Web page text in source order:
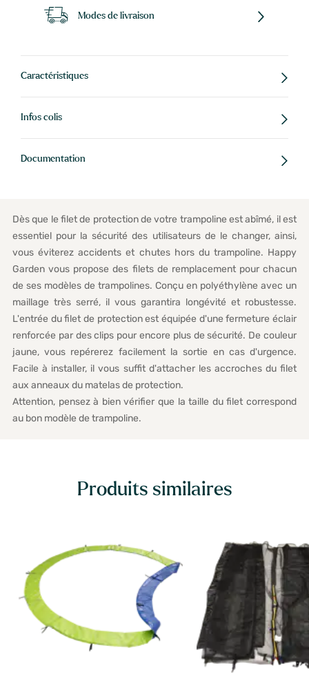
Modes de livraison
Caractéristiques
Infos colis
Documentation
Dès que le filet de protection de votre trampoline est abîmé, il est
essentiel pour la sécurité des utilisateurs de le changer, ainsi,
vous éviterez accidents et chutes hors du trampoline. Happy
Garden vous propose des filets de remplacement pour chacun
de ses modèles de trampolines. Conçu en polyéthylène avec un
maillage très serré, il vous garantira longévité et robustesse.
L'entrée du filet de protection est équipée d'une fermeture éclair
renforcée par des clips pour encore plus de sécurité. De couleur
jaune, vous repérerez facilement la sortie en cas d'urgence.
Facile à installer, il vous suffit d'attacher les accroches du filet
aux anneaux du matelas de protection.
Attention, pensez à bien vérifier que la taille du filet correspond
au bon modèle de trampoline.
Produits similaires